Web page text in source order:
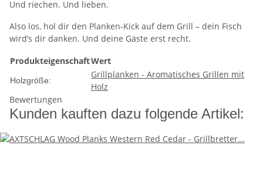
Und riechen. Und lieben.
Also los, hol dir den Planken-Kick auf dem Grill – dein Fisch
wird’s dir danken. Und deine Gäste erst recht.
ProdukteigenschaftWert
Holzgröße:
Grillplanken - Aromatisches Grillen mit
Holz
Bewertungen
Kunden kauften dazu folgende Artikel: